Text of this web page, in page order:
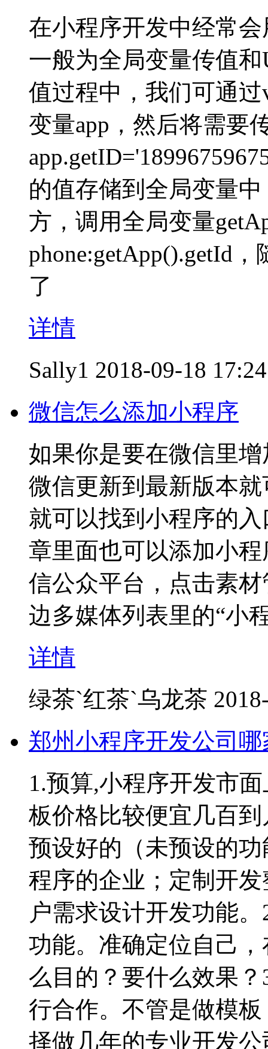
在小程序开发中经常
一般为全局变量传值
值过程中，我们可通过
变量app，然后将需要
的值存储到全局变量
方，调用全局变量
phone:getApp().getId
了
详情
Sally1 2018-09-18 17:24
微信怎么添加小程序
如果你是要在微信里
微信更新到最新版本
就可以找到小程序的
章里面也可以添加小
信公众平台，点击素
边多媒体列表里的“小
详情
绿茶`红茶`乌龙茶
郑州小程序开发公司
1.预算,小程序开发市
板价格比较便宜几百
预设好的（未预设的
程序的企业；定制开
户需求设计开发功能
功能。准确定位自己
么目的？要什么效果
行合作。不管是做模
择做几年的专业开发